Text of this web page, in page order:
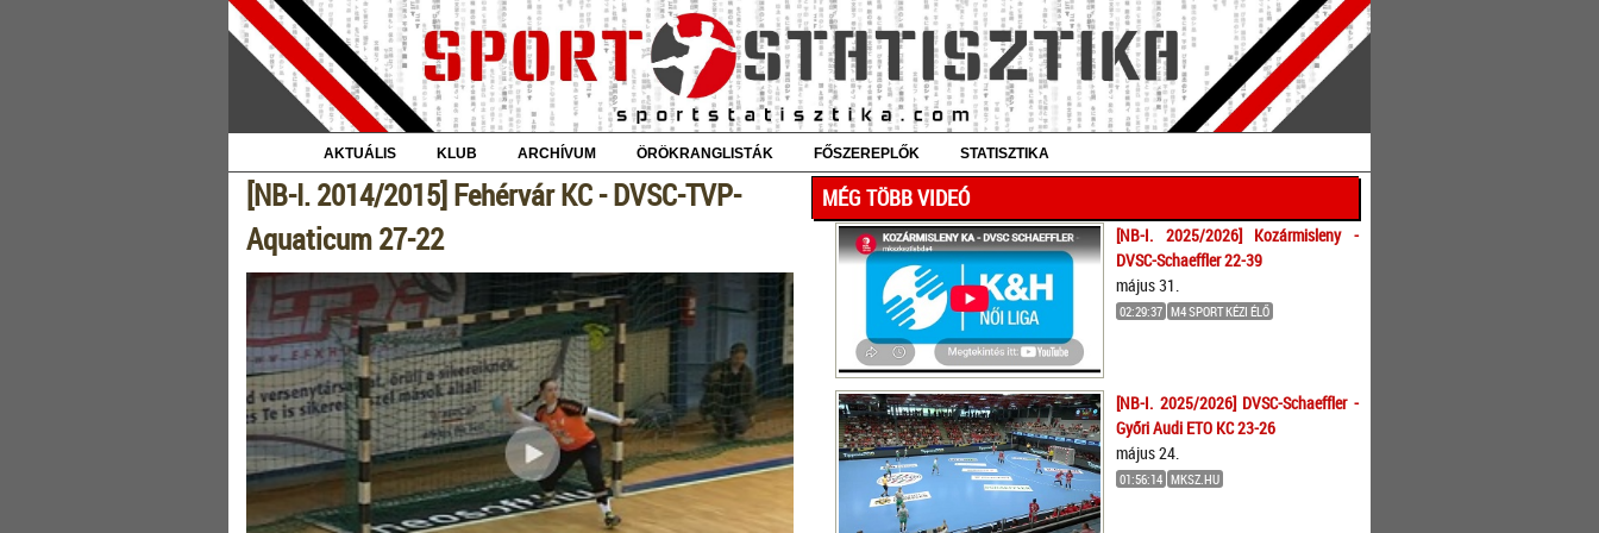
AKTUÁLIS KLUB ARCHÍVUM ÖRÖKRANGLISTÁK FŐSZEREPLŐK STATISZTIKA
[NB-I. 2014/2015] Fehérvár KC - DVSC-TVP-
Aquaticum 27-22
MÉG TÖBB VIDEÓ
[NB-I. 2025/2026] Kozármisleny -
DVSC-Schaeffler 22-39
május 31.
02:29:37 M4 SPORT KÉZI ÉLŐ
[NB-I. 2025/2026] DVSC-Schaeffler -
Győri Audi ETO KC 23-26
május 24.
01:56:14 MKSZ.HU